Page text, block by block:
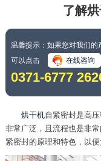
了解
温馨提示：如果您对我们
可以点击
在线咨询
0371-6777
烘干机自紧密封是高
非常广泛，且流程也是非
紧密封的原理和特色，以